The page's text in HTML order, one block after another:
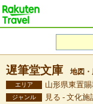
遅筆堂文庫 地図
エリア 山形県東置
ジャンル 見る - 文化施